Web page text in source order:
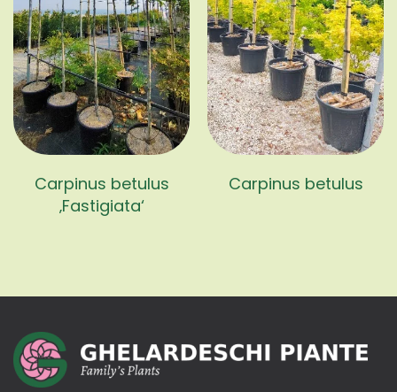
Carpinus betulus
‚Fastigiata‘
Carpinus betulus